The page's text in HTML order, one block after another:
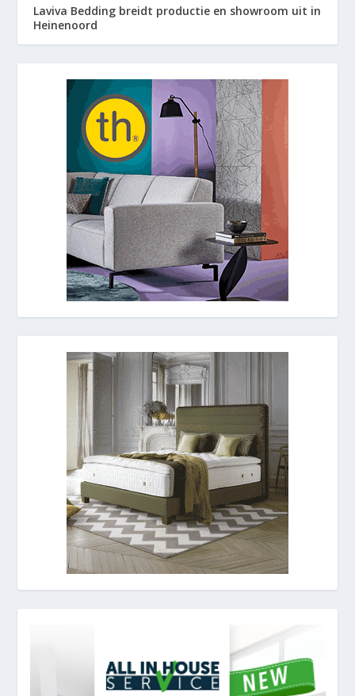
Laviva Bedding breidt productie en showroom uit in
Heinenoord